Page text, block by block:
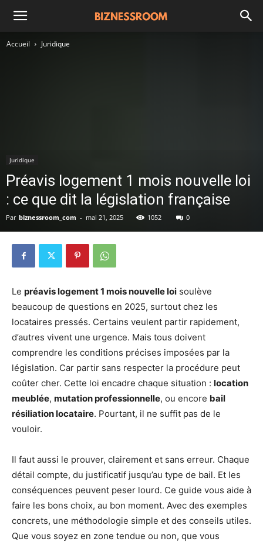
Accueil Juridique
Juridique
Préavis logement 1 mois nouvelle loi
: ce que dit la législation française
Par biznessroom_com - mai 21, 2025 1052 0
Le préavis logement 1 mois nouvelle loi soulève
beaucoup de questions en 2025, surtout chez les
locataires pressés. Certains veulent partir rapidement,
d’autres vivent une urgence. Mais tous doivent
comprendre les conditions précises imposées par la
législation. Car partir sans respecter la procédure peut
coûter cher. Cette loi encadre chaque situation : location
meublée, mutation professionnelle, ou encore bail
résiliation locataire. Pourtant, il ne suffit pas de le
vouloir.
Il faut aussi le prouver, clairement et sans erreur. Chaque
détail compte, du justificatif jusqu’au type de bail. Et les
conséquences peuvent peser lourd. Ce guide vous aide à
faire les bons choix, au bon moment. Avec des exemples
concrets, une méthodologie simple et des conseils utiles.
Que vous soyez en zone tendue ou non, que vous